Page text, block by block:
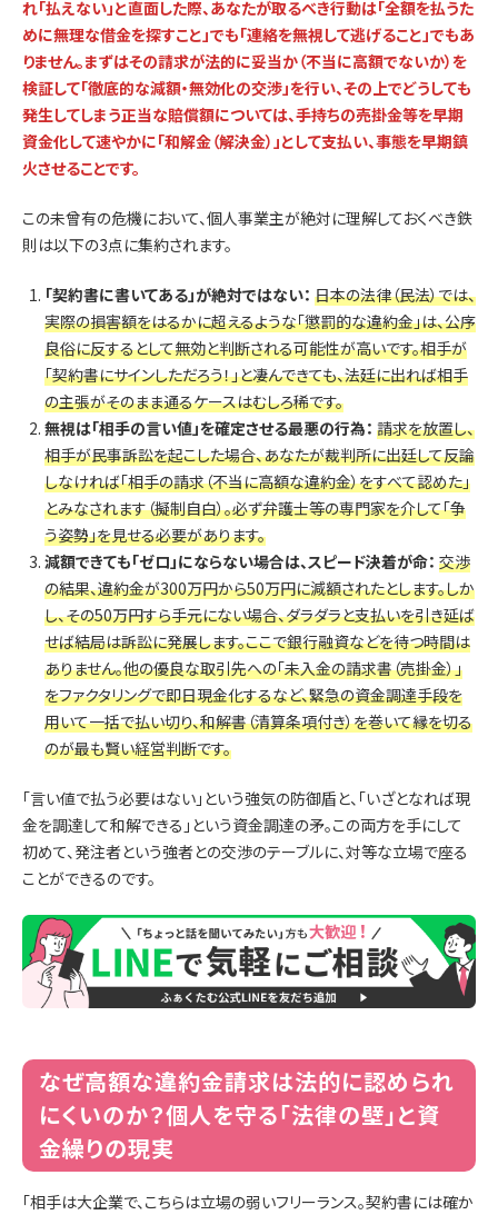
れ「払えない」と直面した際、あなたが取るべき行動は「全額を払うた
めに無理な借金を探すこと」でも「連絡を無視して逃げること」でもあ
りません。まずはその請求が法的に妥当か（不当に高額でないか）を
検証して「徹底的な減額・無効化の交渉」を行い、その上でどうしても
発生してしまう正当な賠償額については、手持ちの売掛金等を早期
資金化して速やかに「和解金（解決金）」として支払い、事態を早期鎮
火させることです。
この未曾有の危機において、個人事業主が絶対に理解しておくべき鉄
則は以下の3点に集約されます。
「契約書に書いてある」が絶対ではない： 日本の法律（民法）では、
実際の損害額をはるかに超えるような「懲罰的な違約金」は、公序
良俗に反するとして無効と判断される可能性が高いです。相手が
「契約書にサインしただろう！」と凄んできても、法廷に出れば相手
の主張がそのまま通るケースはむしろ稀です。
無視は「相手の言い値」を確定させる最悪の行為： 請求を放置し、
相手が民事訴訟を起こした場合、あなたが裁判所に出廷して反論
しなければ「相手の請求（不当に高額な違約金）をすべて認めた」
とみなされます（擬制自白）。必ず弁護士等の専門家を介して「争
う姿勢」を見せる必要があります。
減額できても「ゼロ」にならない場合は、スピード決着が命： 交渉
の結果、違約金が300万円から50万円に減額されたとします。しか
し、その50万円すら手元にない場合、ダラダラと支払いを引き延ば
せば結局は訴訟に発展します。ここで銀行融資などを待つ時間は
ありません。他の優良な取引先への「未入金の請求書（売掛金）」
をファクタリングで即日現金化するなど、緊急の資金調達手段を
用いて一括で払い切り、和解書（清算条項付き）を巻いて縁を切る
のが最も賢い経営判断です。
「言い値で払う必要はない」という強気の防御盾と、「いざとなれば現
金を調達して和解できる」という資金調達の矛。この両方を手にして
初めて、発注者という強者との交渉のテーブルに、対等な立場で座る
ことができるのです。
なぜ高額な違約金請求は法的に認められ
にくいのか？個人を守る「法律の壁」と資
金繰りの現実
「相手は大企業で、こちらは立場の弱いフリーランス。契約書には確か